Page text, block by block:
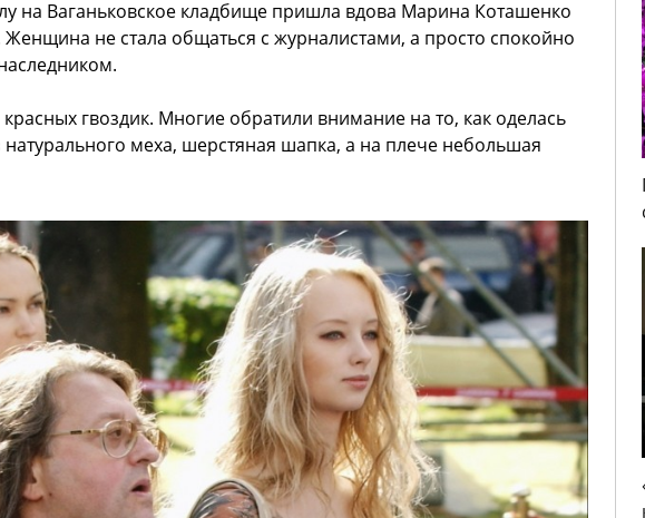
на Ваганьковское кладбище пришла вдова Марина Коташенко
Женщина не стала общаться с журналистами, а просто спокойно
красных гвоздик. Многие обратили внимание на то, как оделась
меха, шерстяная шапка, а на плече небольшая